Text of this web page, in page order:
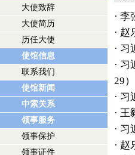
大使致辞
大使简历
历任大使
使馆信息
联系我们
使馆新闻
中索关系
领事服务
领事保护
领事证件
· 李
· 赵
· 习
· 习
29）
· 习
· 王
· 习
· 赵